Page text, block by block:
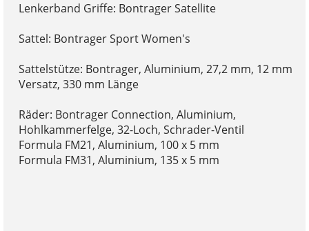
Lenkerband Griffe: Bontrager Satellite
Sattel: Bontrager Sport Women's
Sattelstütze: Bontrager, Aluminium, 27,2 mm, 12 mm
Versatz, 330 mm Länge
Räder: Bontrager Connection, Aluminium,
Hohlkammerfelge, 32-Loch, Schrader-Ventil
Formula FM21, Aluminium, 100 x 5 mm
Formula FM31, Aluminium, 135 x 5 mm